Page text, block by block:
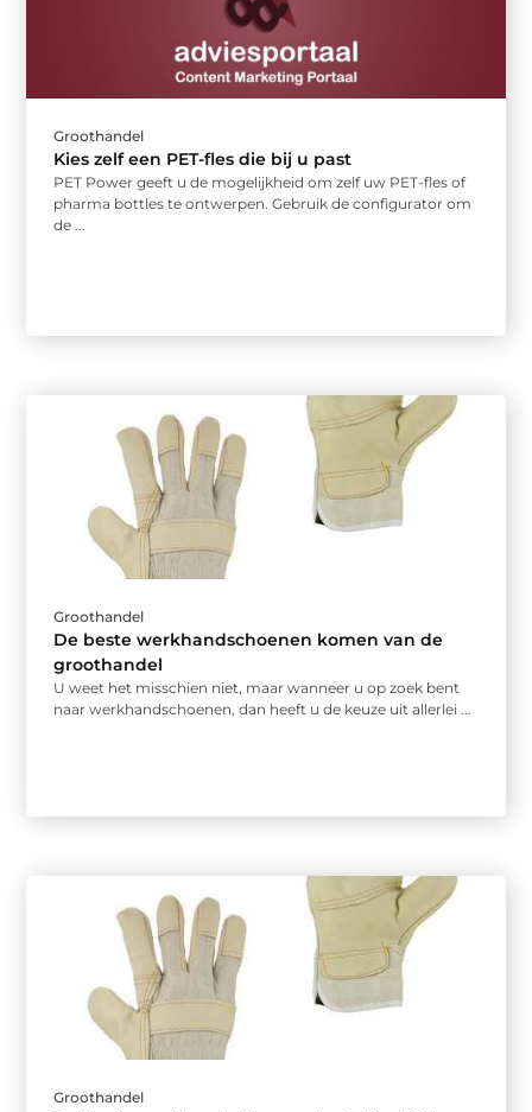
Groothandel
Kies zelf een PET-fles die bij u past
PET Power geeft u de mogelijkheid om zelf uw PET-fles of
pharma bottles te ontwerpen. Gebruik de configurator om
de ...
Groothandel
De beste werkhandschoenen komen van de
groothandel
U weet het misschien niet, maar wanneer u op zoek bent
naar werkhandschoenen, dan heeft u de keuze uit allerlei ...
Groothandel